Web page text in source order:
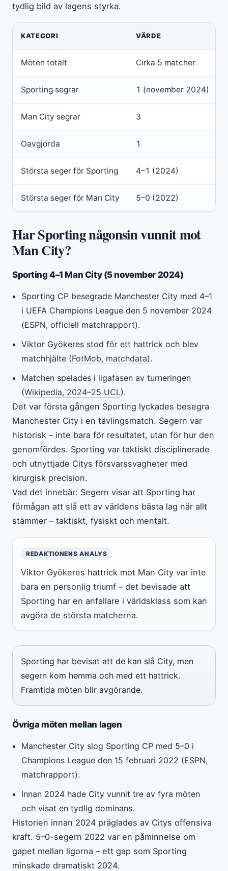
tydlig bild av lagens styrka.
KATEGORI VÄRDE
Möten totalt Cirka 5 matcher
Sporting segrar 1 (november 2024)
Man City segrar 3
Oavgjorda 1
Största seger för Sporting 4–1 (2024)
Största seger för Man City 5–0 (2022)
Har Sporting någonsin vunnit mot
Man City?
Sporting 4–1 Man City (5 november 2024)
Sporting CP besegrade Manchester City med 4–1
i UEFA Champions League den 5 november 2024
(ESPN, officiell matchrapport).
Viktor Gyökeres stod för ett hattrick och blev
matchhjälte (FotMob, matchdata).
Matchen spelades i ligafasen av turneringen
(Wikipedia, 2024–25 UCL).
Det var första gången Sporting lyckades besegra
Manchester City i en tävlingsmatch. Segern var
historisk – inte bara för resultatet, utan för hur den
genomfördes. Sporting var taktiskt disciplinerade
och utnyttjade Citys försvarssvagheter med
kirurgisk precision.
Vad det innebär: Segern visar att Sporting har
förmågan att slå ett av världens bästa lag när allt
stämmer – taktiskt, fysiskt och mentalt.
REDAKTIONENS ANALYS
Viktor Gyökeres hattrick mot Man City var inte
bara en personlig triumf – det bevisade att
Sporting har en anfallare i världsklass som kan
avgöra de största matcherna.
Sporting har bevisat att de kan slå City, men
segern kom hemma och med ett hattrick.
Framtida möten blir avgörande.
Övriga möten mellan lagen
Manchester City slog Sporting CP med 5–0 i
Champions League den 15 februari 2022 (ESPN,
matchrapport).
Innan 2024 hade City vunnit tre av fyra möten
och visat en tydlig dominans.
Historien innan 2024 präglades av Citys offensiva
kraft. 5–0-segern 2022 var en påminnelse om
gapet mellan ligorna – ett gap som Sporting
minskade dramatiskt 2024.